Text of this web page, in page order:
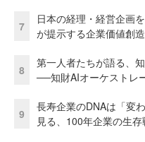
7
日本の経理・経営企画
が提示する企業価値創
8
第一人者たちが語る、
──知財AIオーケストレ
9
長寿企業のDNAは「変
見る、100年企業の生